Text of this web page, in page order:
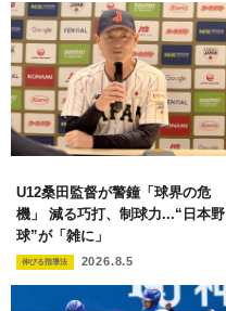
U12桑田監督が警鐘「球界の危
機」 減る巧打、制球力...“日本野
球”が「雑に」
伸びる指導法 2026.8.5